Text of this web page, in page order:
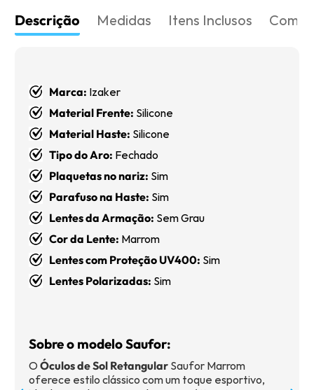
Descrição Medidas Itens Inclusos Como
Marca: Izaker
Material Frente: Silicone
Material Haste: Silicone
Tipo do Aro: Fechado
Plaquetas no nariz: Sim
Parafuso na Haste: Sim
Lentes da Armação: Sem Grau
Cor da Lente: Marrom
Lentes com Proteção UV400: Sim
Lentes Polarizadas: Sim
Sobre o modelo Saufor:
O Óculos de Sol Retangular Saufor Marrom
oferece estilo clássico com um toque esportivo,